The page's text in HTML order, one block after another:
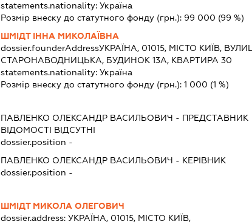
statements.nationality:Україна
Розмір внеску до статутного фонду (грн.): 99 000 (99 %)
ШМІДТ ІННА МИКОЛАЇВНА
dossier.founderAddressУКРАЇНА, 01015, МІСТО КИЇВ,
СТАРОНАВОДНИЦЬКА, БУДИНОК 13А, КВАРТИРА 30
statements.nationality:Україна
Розмір внеску до статутного фонду (грн.):1 000 (1 %)
ПАВЛЕНКО ОЛЕКСАНДР ВАСИЛЬОВИЧ - ПРЕДСТАВНИК
ВІДОМОСТІ ВІДСУТНІ
dossier.position -
ПАВЛЕНКО ОЛЕКСАНДР ВАСИЛЬОВИЧ - КЕРІВНИК
dossier.position -
ШМІДТ МИКОЛА ОЛЕГОВИЧ
dossier.address:УКРАЇНА, 01015, МІСТО КИЇВ,